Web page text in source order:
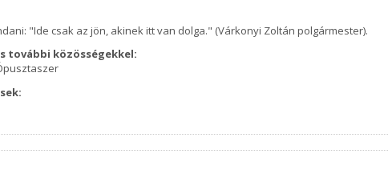
"Ide csak az jön, akinek itt van dolga." (Várkonyi Zoltán polgármester).
további közösségekkel: